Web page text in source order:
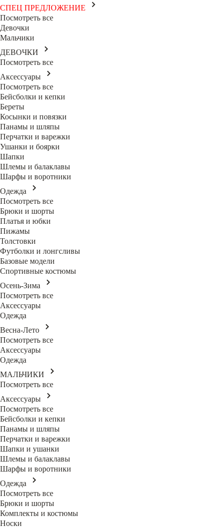
СПЕЦ ПРЕДЛОЖЕНИЕ
Посмотреть все
Девочки
Мальчики
ДЕВОЧКИ
Посмотреть все
Аксессуары
Посмотреть все
Бейсболки и кепки
Береты
Косынки и повязки
Панамы и шляпы
Перчатки и варежки
Ушанки и боярки
Шапки
Шлемы и балаклавы
Шарфы и воротники
Одежда
Посмотреть все
Брюки и шорты
Платья и юбки
Пижамы
Толстовки
Футболки и лонгсливы
Базовые модели
Спортивные костюмы
Осень-Зима
Посмотреть все
Аксессуары
Одежда
Весна-Лето
Посмотреть все
Аксессуары
Одежда
МАЛЬЧИКИ
Посмотреть все
Аксессуары
Посмотреть все
Бейсболки и кепки
Панамы и шляпы
Перчатки и варежки
Шапки и ушанки
Шлемы и балаклавы
Шарфы и воротники
Одежда
Посмотреть все
Брюки и шорты
Комплекты и костюмы
Носки